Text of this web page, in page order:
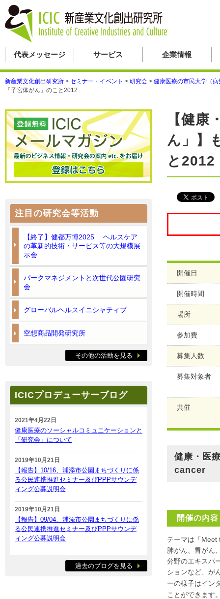
代表メッセージ サービス 企業情報
新産業文化創出研究所 > セミナー・イベント > 研究会 > 健康医療の市民大学（
「子宮体がん」のこと2012
【健
ん」】
と2012
開催日
開催時間
場所
参加費
募集人数
募集対象者
共催
健康・医
cancer
開催の内容
テーマは「Meet
肺がん、胃がん
分野のエキスパ
ションなど、が
ーの様子はイン
ことができます
注目の研究会等活動
【終了】健都万博2025 ヘルスケア
の革新的技術・サービス等の大規模展
示会
パークマネジメントと次世代公園研究
会
グローバルヘルスイニシャティブ
空想商品開発研究所
その他の活動を見る
ICICプロデューサーブログ
2021年4月22日
健康医療のソーシャルコミュニケーションと
「研究会」について
2019年10月21日
【報告】10/16、浦添市公園まちづくりに係
る公民連携推進セミナー及びPPPサウンデ
ィング公募説明会
2019年10月21日
【報告】09/04、浦添市公園まちづくりに係
る公民連携推進セミナー及びPPPサウンデ
ィング公募説明会
過去のブログを見る